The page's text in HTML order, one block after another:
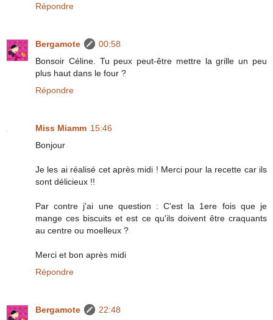
Répondre
Bergamote
00:58
Bonsoir Céline. Tu peux peut-être mettre la grille un peu
plus haut dans le four ?
Répondre
Miss Miamm 15:46
Bonjour
Je les ai réalisé cet après midi ! Merci pour la recette car ils
sont délicieux !!
Par contre j'ai une question : C'est la 1ere fois que je
mange ces biscuits et est ce qu'ils doivent être craquants
au centre ou moelleux ?
Merci et bon après midi
Répondre
Bergamote
22:48